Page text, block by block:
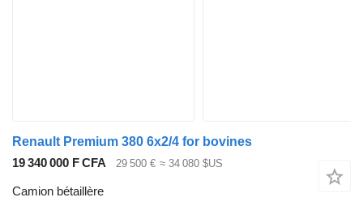
Renault Premium 380 6x2/4 for bovines
19 340 000 F CFA
29 500 € ≈ 34 080 $US
Camion bétaillère